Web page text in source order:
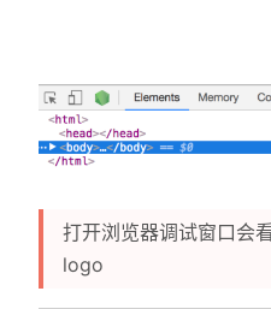
打开浏览器调试窗口会
logo